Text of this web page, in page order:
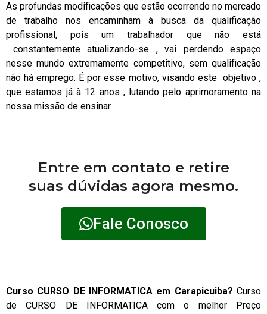
As profundas modificações que estão ocorrendo no mercado
de trabalho nos encaminham à busca da qualificação
profissional, pois um trabalhador que não está
constantemente atualizando-se , vai perdendo espaço
nesse mundo extremamente competitivo, sem qualificação
não há emprego. É por esse motivo, visando este objetivo ,
que estamos já à 12 anos , lutando pelo aprimoramento na
nossa missão de ensinar.
Entre em contato e retire
suas dúvidas agora mesmo.
Fale Conosco
Curso CURSO DE INFORMATICA em Carapicuiba? Curso
de CURSO DE INFORMATICA com o melhor Preço